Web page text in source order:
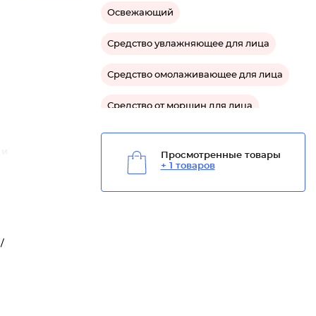
Освежающий
Средство увлажняющее для лица
Средство омолаживающее для лица
Средство от морщин для лица
Средство для упругости кожи лица
Просмотренные товары
+ 1 товаров